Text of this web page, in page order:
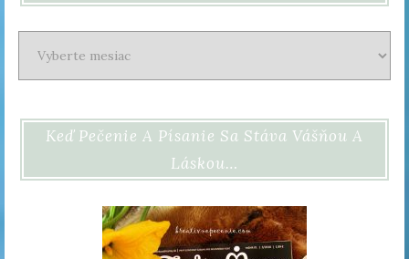
Keď Pečenie A Písanie Sa Stáva Vášňou A
Láskou…